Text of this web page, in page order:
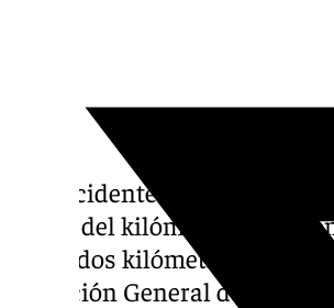
Un accidente registrado en
altura del kilómetro 18, en
hasta dos kilómetros,
Dirección General de Tráfico